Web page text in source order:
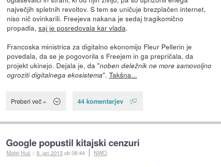
največjih spletnih revoltov. S tem se uničuje brezplačen internet,
niso nič ovinkarili. Freejeva nakana je sedaj tragikomično
propadla, saj je posredovala kar vlada.
Francoska ministrica za digitalno ekonomijo Fleur Pellerin je
povedala, da se je pogovorila s Freejem in ga prepričala, da
projekt ukinejo. Dejala je, da "noben deležnik ne more samovoljno
ogroziti digitalnega ekosistema". Takšna...
Preberi več » 44 komentarjev
Google popustil kitajski cenzuri
Matej Huš ::8. jan 2013ob 08:44 NWO